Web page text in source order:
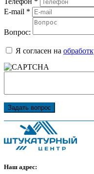
E-mail *
Вопрос:
Я согласен на
Задать вопрос
Наш адрес: